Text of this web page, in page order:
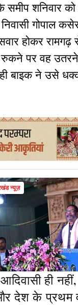
के समीप शनिवार
गोपाल
होकर
रुकने पर वह
बाइक ने उसे
न्यूज़
ही
देश के प्रथम